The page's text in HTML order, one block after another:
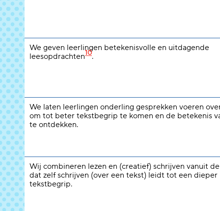
We geven leerlingen betekenisvolle en uitdagende
leesopdrachten10.
We laten leerlingen onderling gesprekken voeren
om tot beter tekstbegrip te komen en de betekenis
te ontdekken.
Wij combineren lezen en (creatief) schrijven vanuit
dat zelf schrijven (over een tekst) leidt tot een dieper
tekstbegrip.